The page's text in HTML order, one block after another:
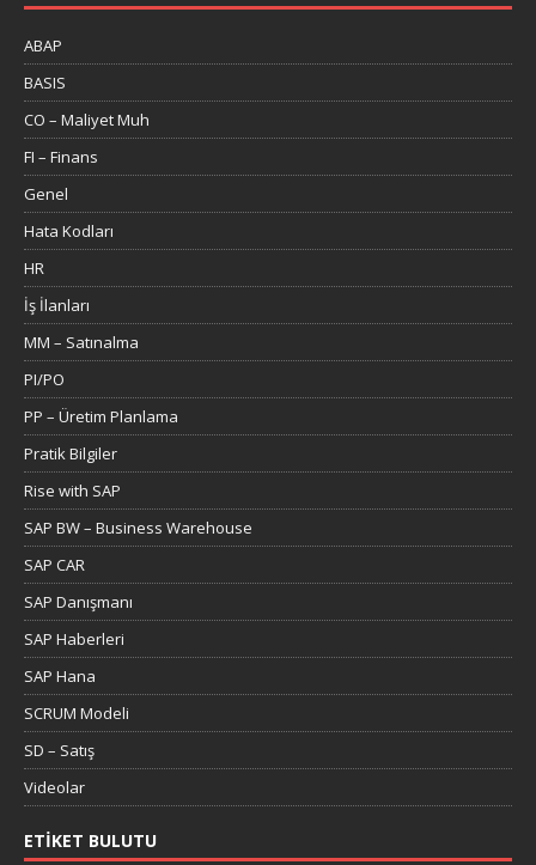
ABAP
BASIS
CO – Maliyet Muh
FI – Finans
Genel
Hata Kodları
HR
İş İlanları
MM – Satınalma
PI/PO
PP – Üretim Planlama
Pratik Bilgiler
Rise with SAP
SAP BW – Business Warehouse
SAP CAR
SAP Danışmanı
SAP Haberleri
SAP Hana
SCRUM Modeli
SD – Satış
Videolar
ETIKET BULUTU